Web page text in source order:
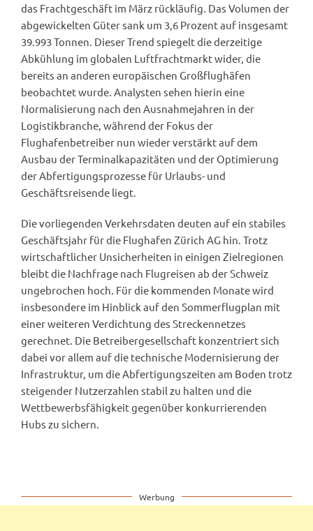
das Frachtgeschäft im März rückläufig. Das Volumen der
abgewickelten Güter sank um 3,6 Prozent auf insgesamt
39.993 Tonnen. Dieser Trend spiegelt die derzeitige
Abkühlung im globalen Luftfrachtmarkt wider, die
bereits an anderen europäischen Großflughäfen
beobachtet wurde. Analysten sehen hierin eine
Normalisierung nach den Ausnahmejahren in der
Logistikbranche, während der Fokus der
Flughafenbetreiber nun wieder verstärkt auf dem
Ausbau der Terminalkapazitäten und der Optimierung
der Abfertigungsprozesse für Urlaubs- und
Geschäftsreisende liegt.
Die vorliegenden Verkehrsdaten deuten auf ein stabiles
Geschäftsjahr für die Flughafen Zürich AG hin. Trotz
wirtschaftlicher Unsicherheiten in einigen Zielregionen
bleibt die Nachfrage nach Flugreisen ab der Schweiz
ungebrochen hoch. Für die kommenden Monate wird
insbesondere im Hinblick auf den Sommerflugplan mit
einer weiteren Verdichtung des Streckennetzes
gerechnet. Die Betreibergesellschaft konzentriert sich
dabei vor allem auf die technische Modernisierung der
Infrastruktur, um die Abfertigungszeiten am Boden trotz
steigender Nutzerzahlen stabil zu halten und die
Wettbewerbsfähigkeit gegenüber konkurrierenden
Hubs zu sichern.
Werbung